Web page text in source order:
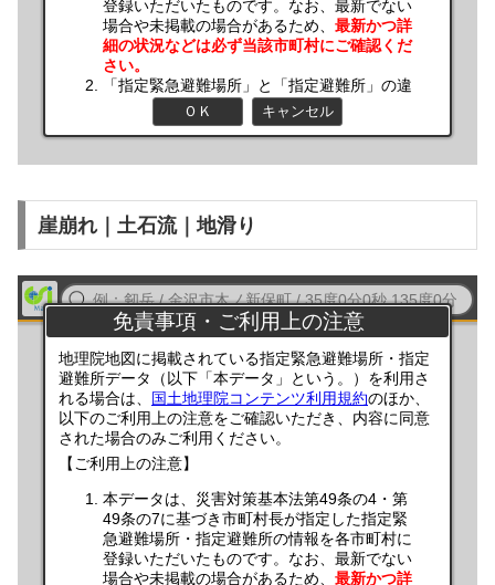
崖崩れ｜土石流｜地滑り